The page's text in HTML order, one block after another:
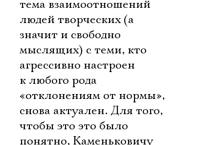
тема взаимоотношений
людей творческих (а
значит и свободно
мыслящих) с теми, кто
агрессивно настроен
к любого рода
«отклонениям от нормы»,
снова актуален. Для того,
чтобы это это было
понятно, Каменьковичу